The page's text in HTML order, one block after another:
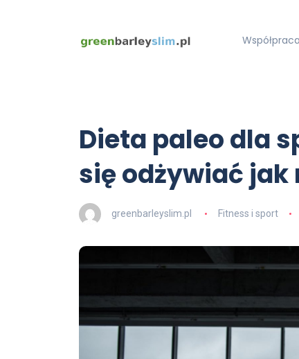
Dieta paleo dla
się odżywiać jak
greenbarleyslim.pl Fitness i sport